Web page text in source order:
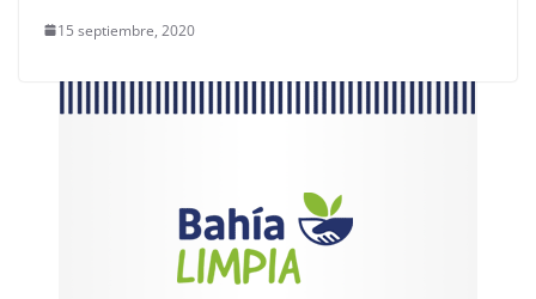
15 septiembre, 2020